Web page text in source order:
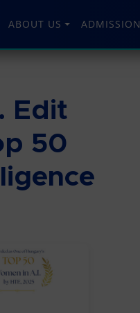
ABOUT US ADMISSION
Edit
50